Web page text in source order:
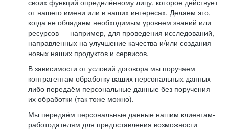
своих функций определённому лицу, которое действует
от нашего имени или в наших интересах. Делаем это,
когда не обладаем необходимым уровнем знаний или
ресурсов — например, для проведения исследований,
направленных на улучшение качества и/или создания
новых наших продуктов и сервисов.
В зависимости от условий договора мы поручаем
контрагентам обработку ваших персональных данных
либо передаём персональные данные без поручения
их обработки (так тоже можно).
Мы передаём персональные данные нашим клиентам-
работодателям для предоставления возможности